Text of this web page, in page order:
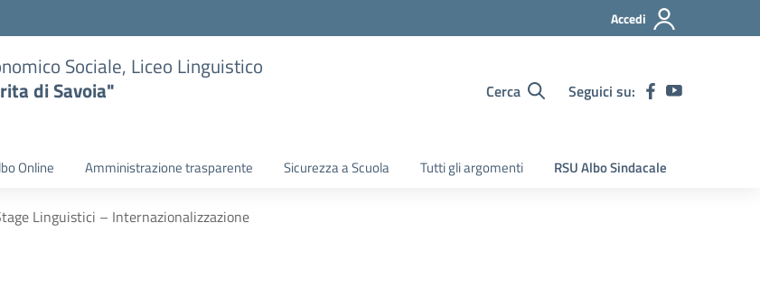
Accedi
Sociale, Liceo Linguistico
di Savoia"
Cerca Seguici su:
Online Amministrazione trasparente Sicurezza a Scuola Tutti gli argomenti RSU Albo Sindacale
Linguistici – Internazionalizzazione